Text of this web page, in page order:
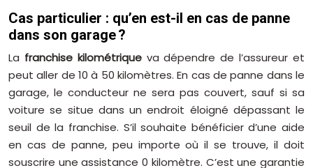
Cas particulier : qu’en est-il en cas de panne
dans son garage ?
La franchise kilométriqueva dépendre de l’assureur et
peut aller de 10 à 50 kilomètres. En cas de panne dans le
garage, le conducteur ne sera pas couvert, sauf si sa
voiture se situe dans un endroit éloigné dépassant le
seuil de la franchise. S’il souhaite bénéficier d’une aide
en cas de panne, peu importe où il se trouve, il doit
souscrire une assistance 0 kilomètre. C’est une garantie